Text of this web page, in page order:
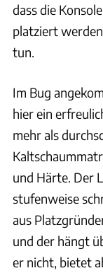
dass die
platziert
tun.
Im Bug
hier ein
mehr als
und Härte. Der
stufenweise
aus
und der hängt
er nicht, bietet